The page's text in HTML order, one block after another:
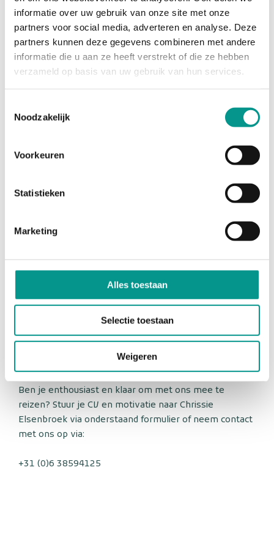
informatie over uw gebruik van onze site met onze
partners voor social media, adverteren en analyse. Deze
partners kunnen deze gegevens combineren met andere
informatie die u aan ze heeft verstrekt of die ze hebben
verzameld op basis van uw gebruik van hun services.
Noodzakelijk
Voorkeuren
Statistieken
Marketing
Alles toestaan
Selectie toestaan
Weigeren
Heb je een afgeronde opleiding als
tandartsassistent(e) of tenminste 1 jaar
werkervaring als tandartsassistent.
Ben je warm, empathisch en doortastend in
Heb je affiniteit met tandheelkunde voor
ouderen.
Beschik je over eigen vervoer en rijbewijs B.
Kun je een recente verklaring van goed
Deze functie biedt veel meer dan alleen assisteren – jij
bent de spil van de praktijk en krijgt de kans om echt
een verschil te maken. Geen dag is hetzelfde, en jij
houdt van die afwisseling en verantwoordelijkheid.
Klaar om een nieuwe stap te zetten en deel uit te
maken van een betrokken, professioneel team? Dan is
dit jouw kans!
Ben je enthousiast en klaar om met ons mee te
reizen? Stuur je CV en motivatie naar Chrissie
Elsenbroek via onderstaand formulier of neem contact
met ons op via:
+31 (0)6 38594125